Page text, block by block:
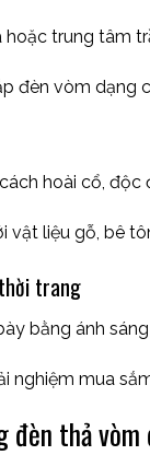
trung tâm
đèn vòm dạng
hoài cổ, độc
vật liệu gỗ, bê
trang
bằng ánh
nghiệm mua
đèn thả vòm